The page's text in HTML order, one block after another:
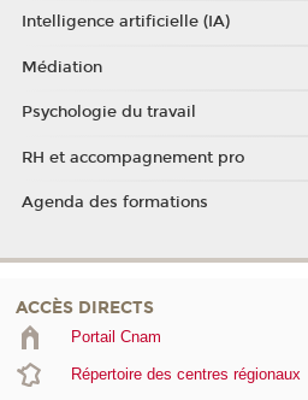
Intelligence artificielle (IA)
Médiation
Psychologie du travail
RH et accompagnement pro
Agenda des formations
ACCÈS DIRECTS
Portail Cnam
Répertoire des centres régionaux